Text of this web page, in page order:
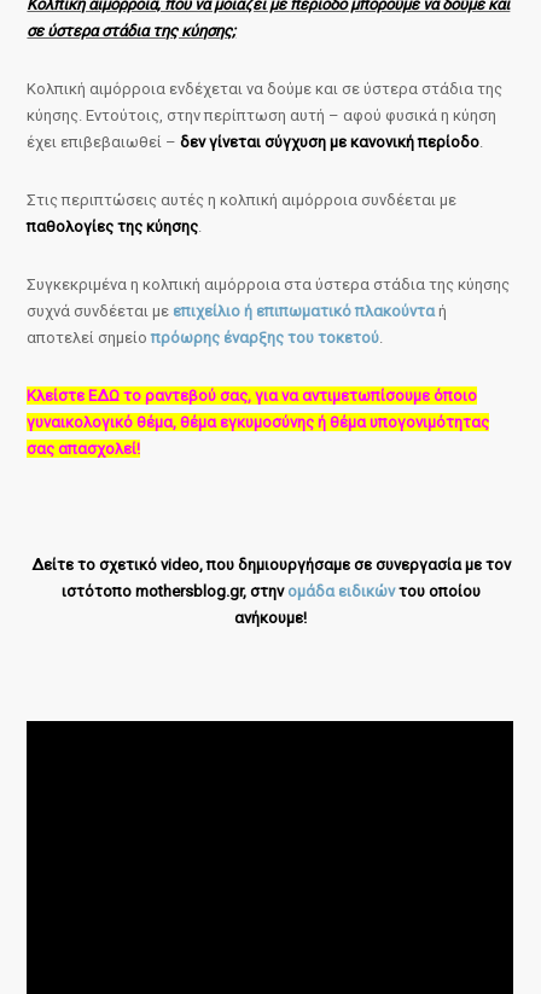
Κολπική αιμόρροια, που να μοιάζει με περίοδο μπορούμε να δούμε και
σε ύστερα στάδια της κύησης;
Κολπική αιμόρροια ενδέχεται να δούμε και σε ύστερα στάδια της
κύησης. Εντούτοις, στην περίπτωση αυτή – αφού φυσικά η κύηση
έχει επιβεβαιωθεί –δεν γίνεται σύγχυση με κανονική περίοδο.
Στις περιπτώσεις αυτές η κολπική αιμόρροια συνδέεται με
παθολογίες της κύησης.
Συγκεκριμένα η κολπική αιμόρροια στα ύστερα στάδια της κύησης
συχνά συνδέεται με επιχείλιο ή επιπωματικό πλακούνταή
αποτελεί σημείοπρόωρης έναρξης του τοκετού.
Κλείστε ΕΔΩ το ραντεβού σας, για να αντιμετωπίσουμε όποιο
γυναικολογικό θέμα, θέμα εγκυμοσύνης ή θέμα υπογονιμότητας
σας απασχολεί!
Δείτε το σχετικό video, που δημιουργήσαμε σε συνεργασία με τον
ιστότοπο mothersblog.gr, στην ομάδα ειδικώντου οποίου
ανήκουμε!